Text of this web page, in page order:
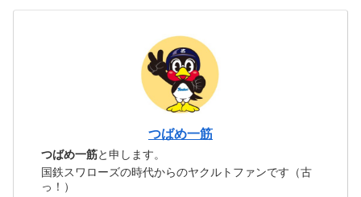
つばめ一筋
つばめ一筋と申します。
国鉄スワローズの時代からのヤクルトファンです（古
っ！）